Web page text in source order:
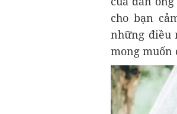
cho bạn
những điều
mong muốn